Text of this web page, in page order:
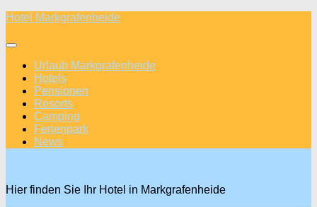
Unter
Inhalt
Hotel Markgrafenheide
Urlaub Markgrafenheide
Hotels
Pensionen
Resorts
Camping
Ferienpark
News
Hier finden Sie Ihr Hotel in Markgrafenheide